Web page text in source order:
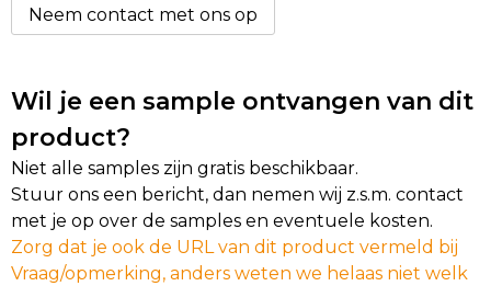
Neem contact met ons op
Wil je een sample ontvangen van dit
product?
Niet alle samples zijn gratis beschikbaar.
Stuur ons een bericht, dan nemen wij z.s.m. contact
met je op over de samples en eventuele kosten.
Zorg dat je ook de URL van dit product vermeld bij
Vraag/opmerking, anders weten we helaas niet welk